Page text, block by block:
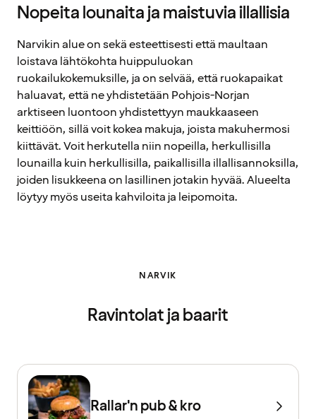
Nopeita lounaita ja maistuvia illallisia
Narvikin alue on sekä esteettisesti että maultaan
loistava lähtökohta huippuluokan
ruokailukokemuksille, ja on selvää, että ruokapaikat
haluavat, että ne yhdistetään Pohjois-Norjan
arktiseen luontoon yhdistettyyn maukkaaseen
keittiöön, sillä voit kokea makuja, joista makuhermosi
kiittävät. Voit herkutella niin nopeilla, herkullisilla
lounailla kuin herkullisilla, paikallisilla illallisannoksilla,
joiden lisukkeena on lasillinen jotakin hyvää. Alueelta
löytyy myös useita kahviloita ja leipomoita.
NARVIK
Ravintolat ja baarit
Rallar'n pub & kro